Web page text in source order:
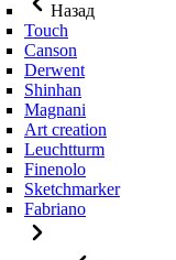
Назад
Touch
Canson
Derwent
Shinhan
Magnani
Art creation
Leuchtturm
Finenolo
Sketchmarker
Fabriano